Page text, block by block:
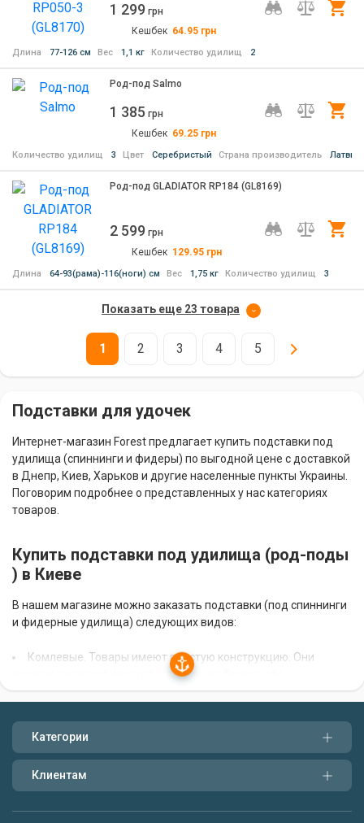
1 299 грн
Кешбек 64.95 грн
Длина 77-126 см Вес 1,1 кг Количество удилищ 2
Род-под Salmo
1 385 грн
Кешбек 69.25 грн
Количество удилищ 3 Цвет Серебристый Страна производитель Латвия
Род-под GLADIATOR RP184 (GL8169)
2 599 грн
Кешбек 129.95 грн
Длина 64-93(рама)-116(ноги) см Вес 1,75 кг Количество удилищ 3
Показать еще 23 товара
1 2 3 4 5
Подставки для удочек
Интернет-магазин Forest предлагает купить подставки под
удилища (спиннинги и фидеры) по выгодной цене с доставкой
в Днепр, Киев, Харьков и другие населенные пункты Украины.
Поговорим подробнее о представленных у нас категориях
товаров.
Купить подставки под удилища (род-поды
) в Киеве
В нашем магазине можно заказать подставки (под спиннинги
и фидерные удилища) следующих видов:
Комлевые. Товары имеют простую конструкцию. Они
устанавливаются непосредственно на берегу или
фиксируются на каркасе рыбацкого стула винтовым зажимом.
Одинарные. Визуально напоминают штатив или рогатку.
Главные достоинства - устойчивость к порывам ветра,
возможность регулировки по высоте и низкая цена.
Род-поды. Товары представляют собою опору с 3 или 4
набором опций для трансформации. Они легко
Категории
Клиентам